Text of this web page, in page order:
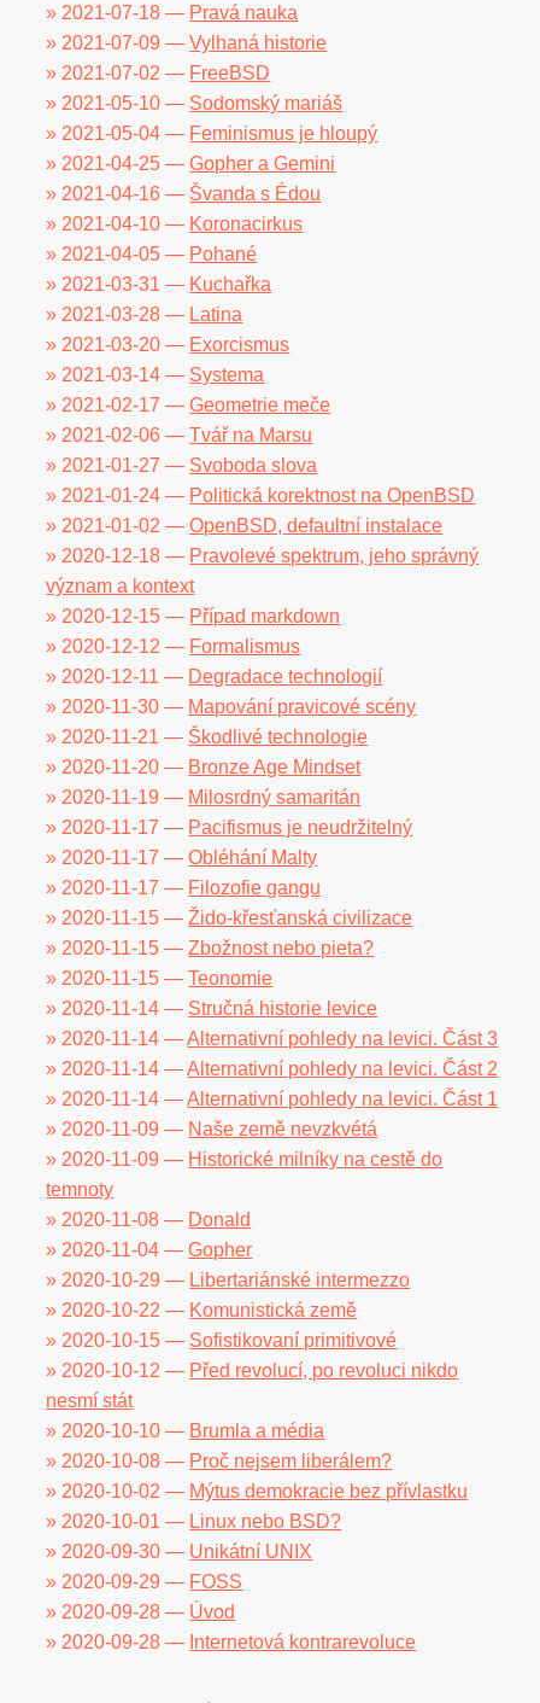
» 2021-07-18 — Pravá nauka
» 2021-07-09 —Vylhaná historie
» 2021-07-02 — FreeBSD
» 2021-05-10 — Sodomský mariáš
» 2021-05-04 — Feminismus je hloupý
» 2021-04-25 —Gopher a Gemini
» 2021-04-16 — Švanda s Édou
» 2021-04-10 — Koronacirkus
» 2021-04-05 — Pohané
» 2021-03-31 — Kuchařka
» 2021-03-28 — Latina
» 2021-03-20 — Exorcismus
» 2021-03-14 — Systema
» 2021-02-17 —Geometrie meče
» 2021-02-06 —Tvář na Marsu
» 2021-01-27 — Svoboda slova
» 2021-01-24 — Politická korektnost na OpenBSD
» 2021-01-02 —OpenBSD, defaultní instalace
» 2020-12-18 — Pravolevé spektrum, jeho správný
význam a kontext
» 2020-12-15 — Případ markdown
» 2020-12-12 — Formalismus
» 2020-12-11 — Degradace technologií
» 2020-11-30 — Mapování pravicové scény
» 2020-11-21 — Škodlivé technologie
» 2020-11-20 — Bronze Age Mindset
» 2020-11-19 — Milosrdný samaritán
» 2020-11-17 — Pacifismus je neudržitelný
» 2020-11-17 —Obléhání Malty
» 2020-11-17 — Filozofie gangu
» 2020-11-15 —Žido-křesťanská civilizace
» 2020-11-15 —Zbožnost nebo pieta?
» 2020-11-15 —Teonomie
» 2020-11-14 — Stručná historie levice
» 2020-11-14 —Alternativní pohledy na levici. Část 3
» 2020-11-14 —Alternativní pohledy na levici. Část 2
» 2020-11-14 —Alternativní pohledy na levici. Část 1
» 2020-11-09 — Naše země nevzkvétá
» 2020-11-09 — Historické milníky na cestě do
temnoty
» 2020-11-08 — Donald
» 2020-11-04 —Gopher
» 2020-10-29 — Libertariánské intermezzo
» 2020-10-22 — Komunistická země
» 2020-10-15 — Sofistikovaní primitivové
» 2020-10-12 — Před revolucí, po revoluci nikdo
nesmí stát
» 2020-10-10 — Brumla a média
» 2020-10-08 — Proč nejsem liberálem?
» 2020-10-02 — Mýtus demokracie bez přívlastku
» 2020-10-01 — Linux nebo BSD?
» 2020-09-30 — Unikátní UNIX
» 2020-09-29 — FOSS
» 2020-09-28 — Úvod
» 2020-09-28 — Internetová kontrarevoluce